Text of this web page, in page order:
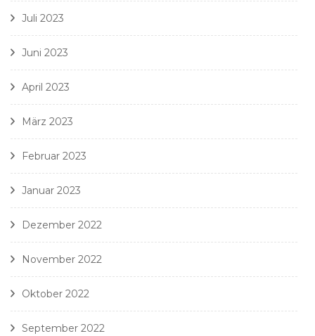
Juli 2023
Juni 2023
April 2023
März 2023
Februar 2023
Januar 2023
Dezember 2022
November 2022
Oktober 2022
September 2022